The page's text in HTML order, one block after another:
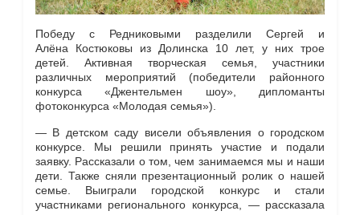
Победу с Редниковыми разделили Сергей и
Алёна Костюковы из Долинска 10 лет, у них трое
детей. Активная творческая семья, участники
различных мероприятий (победители районного
конкурса «Джентельмен шоу», дипломанты
фотоконкурса «Молодая семья»).
— В детском саду висели объявления о городском
конкурсе. Мы решили принять участие и подали
заявку. Рассказали о том, чем занимаемся мы и наши
дети. Также сняли презентационный ролик о нашей
семье. Выиграли городской конкурс и стали
участниками регионального конкурса, — рассказала